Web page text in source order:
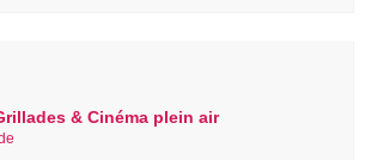
& Cinéma plein air